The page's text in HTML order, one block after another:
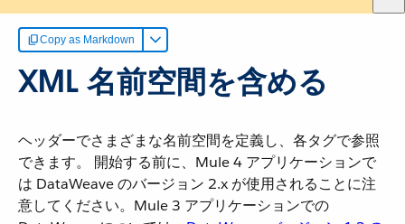
Copy as Markdown
XML 名前空間を含める
ヘッダーでさまざまな名前空間を定義し、各タグで参照
できます。 開始する前に、Mule 4 アプリケーションで
は DataWeave のバージョン 2.x が使用されることに注
意してください。Mule 3 アプリケーションでの